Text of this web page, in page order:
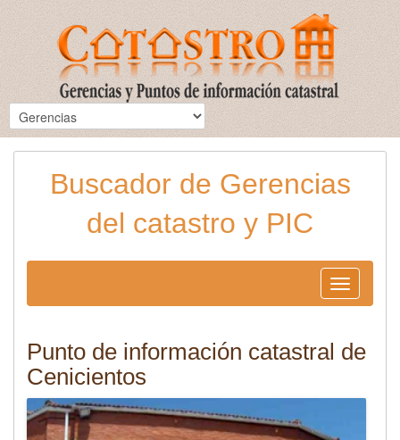
Buscador de Gerencias
del catastro y PIC
Toggle
navigation
Punto de información catastral de
Cenicientos